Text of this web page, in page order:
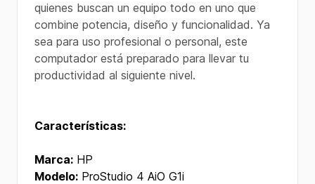
quienes buscan un equipo todo en uno que
combine potencia, diseño y funcionalidad. Ya
sea para uso profesional o personal, este
computador está preparado para llevar tu
productividad al siguiente nivel.
Características:
Marca: HP
Modelo: ProStudio 4 AiO G1i